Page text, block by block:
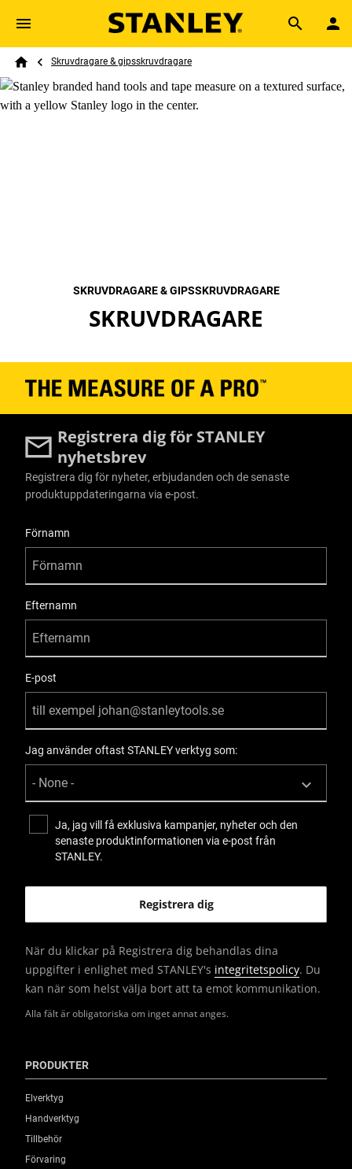
Skip to main content
Search
Breadcrumb
Skruvdragare & gipsskruvdragare
SKRUVDRAGARE & GIPSSKRUVDRAGARE
SKRUVDRAGARE
Registrera dig för STANLEY
nyhetsbrev
Alla fält är obligatoriska om inget annat anges.
Registrera dig för nyheter, erbjudanden och de senaste
produktuppdateringarna via e-post.
Förnamn
Efternamn
E-post
Jag använder oftast STANLEY verktyg som:
Ja, jag vill få exklusiva kampanjer, nyheter och den
senaste produktinformationen via e-post från
STANLEY.
När du klickar på Registrera dig behandlas dina
uppgifter i enlighet med STANLEY's integritetspolicy. Du
kan när som helst välja bort att ta emot kommunikation.
PRODUKTER
Elverktyg
Handverktyg
Tillbehör
Förvaring